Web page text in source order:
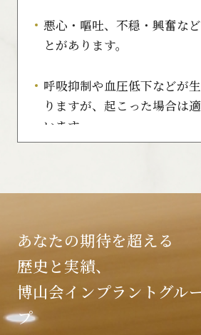
悪心・嘔吐、不穏・興奮な
とがあります。
呼吸抑制や血圧低下などが
りますが、起こった場合は
います。
あなたの期待を超える
歴史と実績、
博山会インプラントグル
プ